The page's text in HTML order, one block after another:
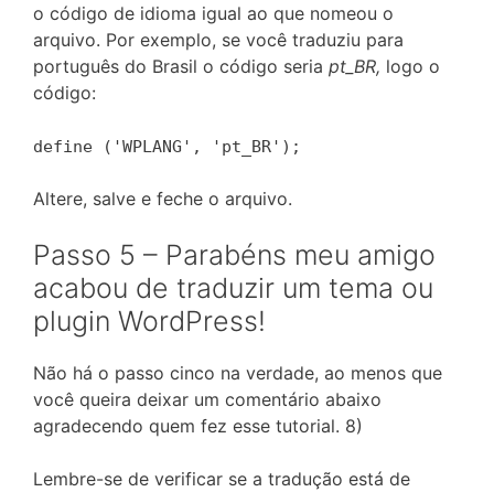
o código de idioma igual ao que nomeou o
arquivo. Por exemplo, se você traduziu para
português do Brasil o código seria pt_BR, logo o
código:
define ('WPLANG', 'pt_BR');
Altere, salve e feche o arquivo.
Passo 5 – Parabéns meu amigo
acabou de traduzir um tema ou
plugin WordPress!
Não há o passo cinco na verdade, ao menos que
você queira deixar um comentário abaixo
agradecendo quem fez esse tutorial. 8)
Lembre-se de verificar se a tradução está de